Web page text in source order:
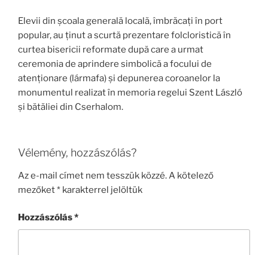
Elevii din școala generală locală, îmbrăcați în port
popular, au ținut a scurtă prezentare folcloristică în
curtea bisericii reformate după care a urmat
ceremonia de aprindere simbolică a focului de
atenționare (lármafa) și depunerea coroanelor la
monumentul realizat în memoria regelui Szent László
și bătăliei din Cserhalom.
Vélemény, hozzászólás?
Az e-mail címet nem tesszük közzé. A kötelező
mezőket* karakterrel jelöltük
Hozzászólás*